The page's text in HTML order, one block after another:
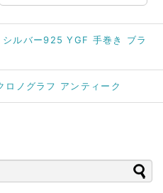
ルバー925 YGF 手巻き ブラ
ノグラフ アンティーク